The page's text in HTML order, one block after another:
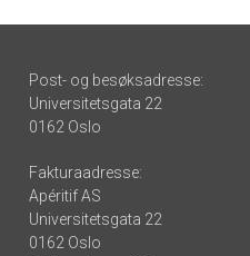
Post- og besøksadresse:
Universitetsgata 22
0162 Oslo
Fakturaadresse:
Apéritif AS
Universitetsgata 22
0162 Oslo